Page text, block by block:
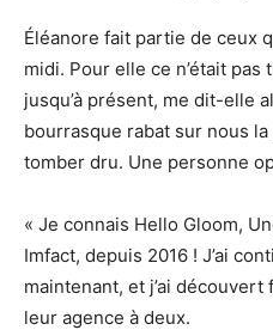
Éléanore fait partie de ceux
midi. Pour elle ce n’était
jusqu’à présent, me dit-elle
bourrasque rabat sur nous la
tomber dru. Une personne
« Je connais Hello Gloom,
Imfact, depuis 2016 ! J’ai
maintenant, et j’ai
leur agence à deux.